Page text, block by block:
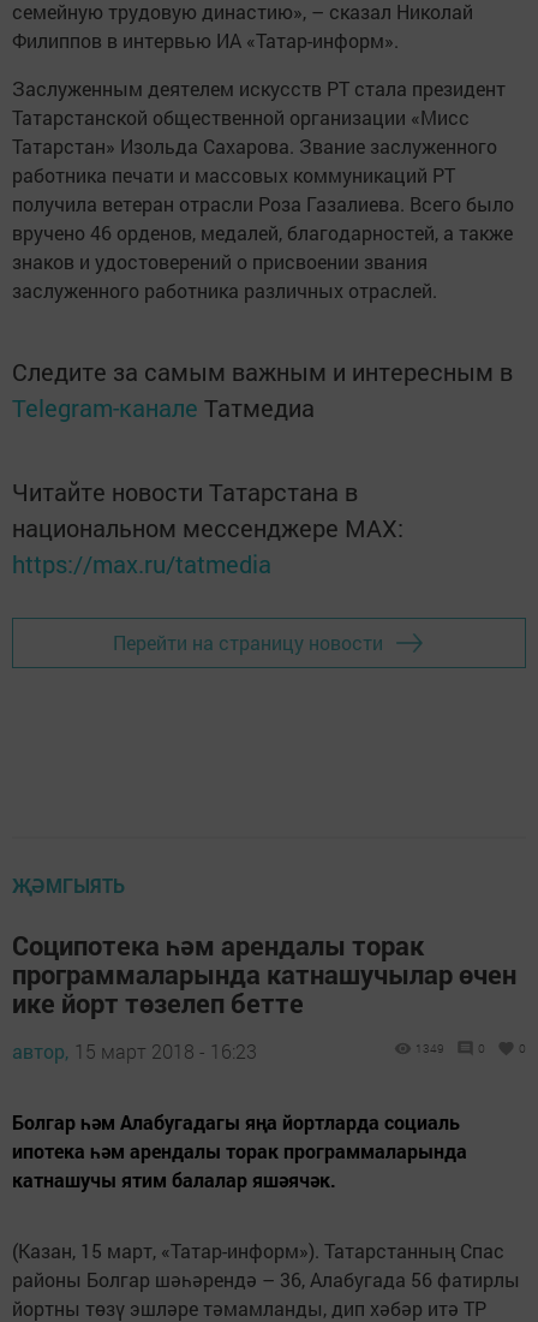
семейную трудовую династию», – сказал Николай
Филиппов в интервью ИА «Татар-информ».
Заслуженным деятелем искусств РТ стала президент
Татарстанской общественной организации «Мисс
Татарстан» Изольда Сахарова. Звание заслуженного
работника печати и массовых коммуникаций РТ
получила ветеран отрасли Роза Газалиева. Всего было
вручено 46 орденов, медалей, благодарностей, а также
знаков и удостоверений о присвоении звания
заслуженного работника различных отраслей.
Следите за самым важным и интересным в
Telegram-канале Татмедиа
Читайте новости Татарстана в
национальном мессенджере MАХ:
https://max.ru/tatmedia
Перейти на страницу новости
ҖӘМГЫЯТЬ
Соципотека һәм арендалы торак
программаларында катнашучылар өчен
ике йорт төзелеп бетте
автор, 15 март 2018 - 16:23 1349 0 0
Болгар һәм Алабугадагы яңа йортларда социаль
ипотека һәм арендалы торак программаларында
катнашучы ятим балалар яшәячәк.
(Казан, 15 март, «Татар-информ»). Татарстанның Спас
районы Болгар шәһәрендә – 36, Алабугада 56 фатирлы
йортны төзү эшләре тәмамланды, дип хәбәр итә ТР